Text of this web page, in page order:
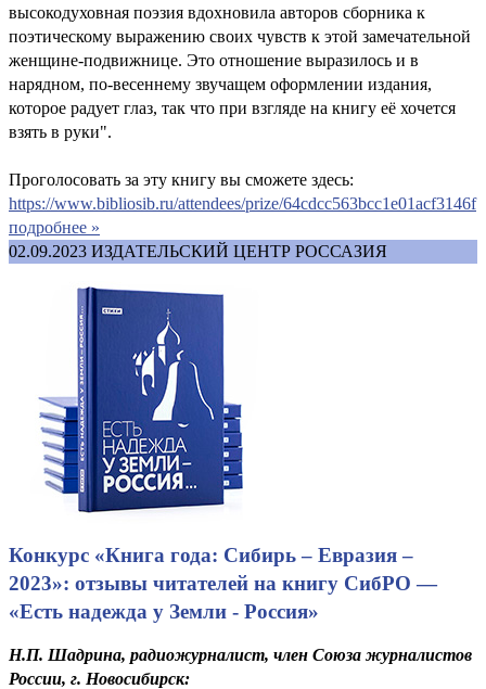
высокодуховная поэзия вдохновила авторов сборника к
поэтическому выражению своих чувств к этой замечательной
женщине-подвижнице. Это отношение выразилось и в
нарядном, по-весеннему звучащем оформлении издания,
которое радует глаз, так что при взгляде на книгу её хочется
взять в руки".
Проголосовать за эту книгу вы сможете здесь:
https://www.bibliosib.ru/attendees/prize/64cdcc563bcc1e01acf3146f
подробнее »
02.09.2023 ИЗДАТЕЛЬСКИЙ ЦЕНТР РОССАЗИЯ
Конкурс «Книга года: Сибирь – Евразия –
2023»: отзывы читателей на книгу СибРО —
«Есть надежда у Земли - Россия»
Н.П. Шадрина, радиожурналист, член Союза журналистов
России, г. Новосибирск: